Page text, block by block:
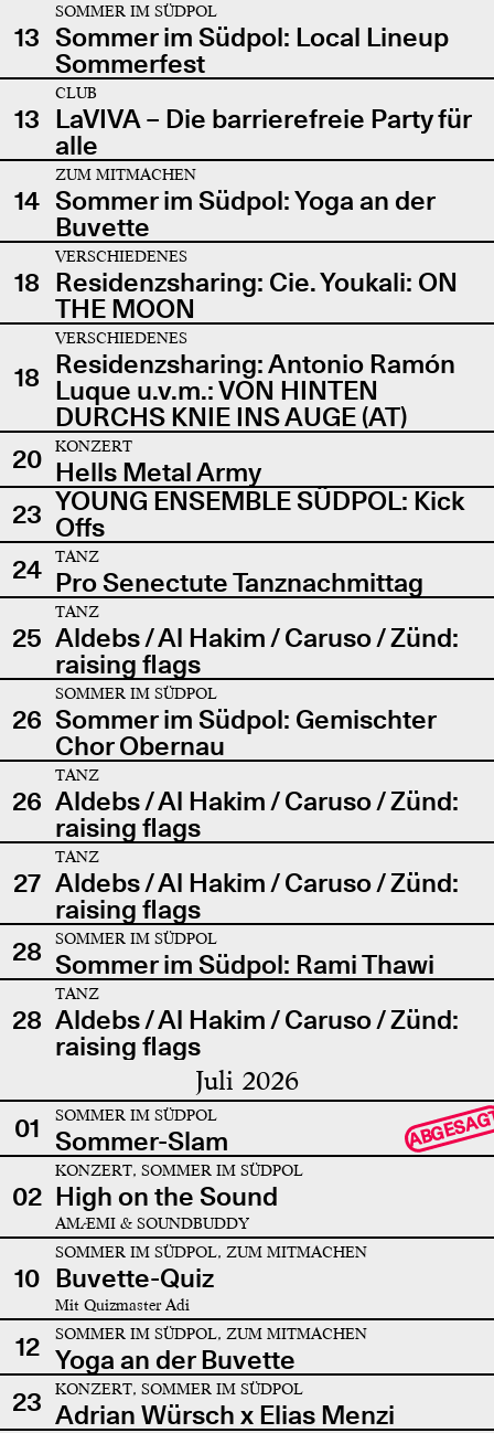
13
SOMMER IM SÜDPOL
Sommer im Südpol: Local Lineup
Sommerfest
13
CLUB
LaVIVA – Die barrierefreie Party für
alle
14
ZUM MITMACHEN
Sommer im Südpol: Yoga an der
Buvette
18
VERSCHIEDENES
Residenzsharing: Cie. Youkali: ON
THE MOON
18
VERSCHIEDENES
Residenzsharing: Antonio Ramón
Luque u.v.m.: VON HINTEN
DURCHS KNIE INS AUGE (AT)
20
KONZERT
Hells Metal Army
23 YOUNG ENSEMBLE SÜDPOL: Kick
Offs
24
TANZ
Pro Senectute Tanznachmittag
25
TANZ
Aldebs / Al Hakim / Caruso / Zünd:
raising flags
26
SOMMER IM SÜDPOL
Sommer im Südpol: Gemischter
Chor Obernau
26
TANZ
Aldebs / Al Hakim / Caruso / Zünd:
raising flags
27
TANZ
Aldebs / Al Hakim / Caruso / Zünd:
raising flags
28
SOMMER IM SÜDPOL
Sommer im Südpol: Rami Thawi
28
TANZ
Aldebs / Al Hakim / Caruso / Zünd:
raising flags
Juli 2026
01 SOMMER IM SÜDPOL
Sommer-Slam
02
KONZERT, SOMMER IM SÜDPOL
High on the Sound
AMÆMI & SOUNDBUDDY
10
SOMMER IM SÜDPOL, ZUM MITMACHEN
Buvette-Quiz
Mit Quizmaster Adi
12 SOMMER IM SÜDPOL, ZUM MITMACHEN
Yoga an der Buvette
23
KONZERT, SOMMER IM SÜDPOL
Adrian Würsch x Elias Menzi